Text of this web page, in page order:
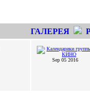
ГАЛЕРЕЯ
Sep 05 2016